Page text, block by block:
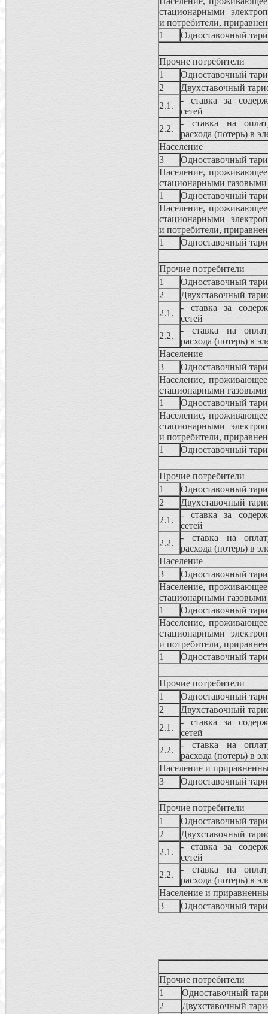
стационарными
и потребители,
1
Одноставочный
Прочие потребители
1
Одноставочный
2
Двухставочный
2.1.
- ставка за
сетей
2.2.
- ставка на
расхода (потерь) в
Население
3
Одноставочный
Население,
стационарными
1
Одноставочный
Население,
стационарными
и потребители,
1
Одноставочный
Прочие потребители
1
Одноставочный
2
Двухставочный
2.1.
- ставка за
сетей
2.2.
- ставка на
расхода (потерь) в
Население
3
Одноставочный
Население,
стационарными
1
Одноставочный
Население,
стационарными
и потребители,
1
Одноставочный
Прочие потребители
1
Одноставочный
2
Двухставочный
2.1.
- ставка за
сетей
2.2.
- ставка на
расхода (потерь) в
Население
3
Одноставочный
Население,
стационарными
1
Одноставочный
Население,
стационарными
и потребители,
1
Одноставочный
Прочие потребители
1
Одноставочный
2
Двухставочный
2.1.
- ставка за
сетей
2.2.
- ставка на
расхода (потерь) в
Население и
3
Одноставочный
Прочие потребители
1
Одноставочный
2
Двухставочный
2.1.
- ставка за
сетей
2.2.
- ставка на
расхода (потерь) в
Население и
3
Одноставочный
Прочие потребители
1
Одноставочный
2
Двухставочный